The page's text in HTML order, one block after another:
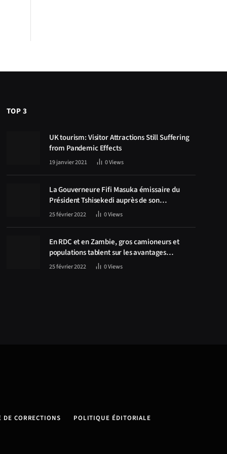
TOP 3
UK tourism: Visitor Attractions Still Suffering
from Pandemic Effects
19 janvier 2021 0Views
La Gouverneure Fifi Masuka émissaire du
Président Tshisekedi auprès de son
homologue Zambien Hichilema, la
25 février 2022 0Views
En RDC et en Zambie, gros camioneurs et
populations tablent sur les avantages
économiques de la route Kolwezi-Solwezi
25 février 2022 0Views
CORRECTIONS POLITIQUE ÉDITORIALE